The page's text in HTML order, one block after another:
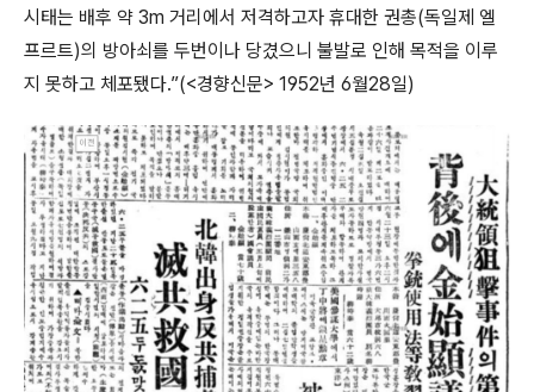
시태는 배후 약 3m 거리에서 저격하고자 휴대한 권총(독일제 엘
프르트)의 방아쇠를 두번이나 당겼으니 불발로 인해 목적을 이루
지 못하고 체포됐다.”(<경향신문> 1952년 6월28일)